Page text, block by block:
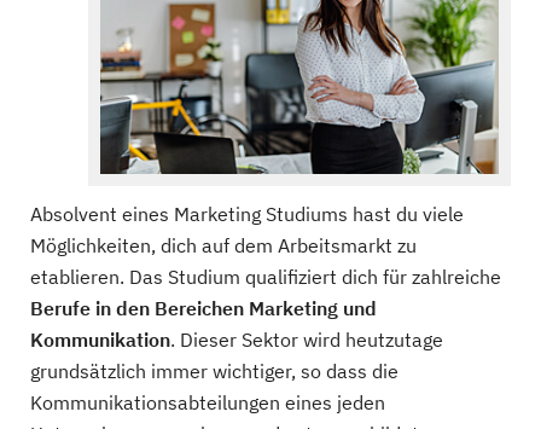
Absolvent eines Marketing Studiums hast du viele
Möglichkeiten, dich auf dem Arbeitsmarkt zu
etablieren. Das Studium qualifiziert dich für zahlreiche
Berufe in den Bereichen Marketing und
Kommunikation. Dieser Sektor wird heutzutage
grundsätzlich immer wichtiger, so dass die
Kommunikationsabteilungen eines jeden